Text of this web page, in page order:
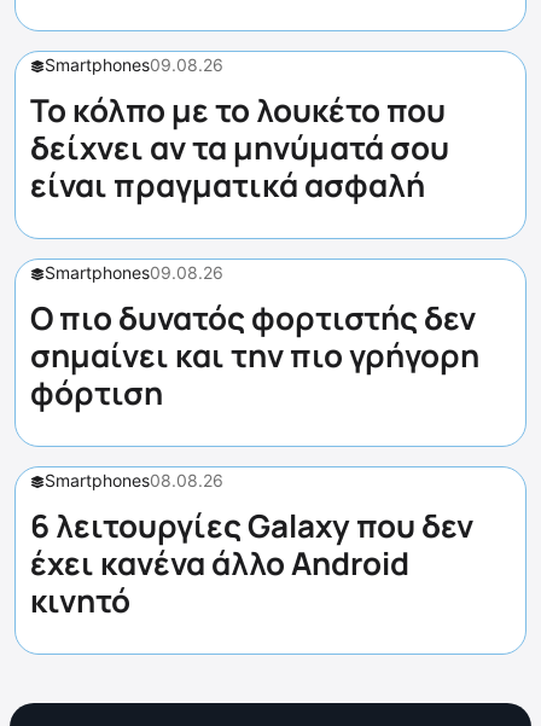
Smartphones09.08.26
Το κόλπο με το λουκέτο που
δείχνει αν τα μηνύματά σου
είναι πραγματικά ασφαλή
Smartphones09.08.26
Ο πιο δυνατός φορτιστής δεν
σημαίνει και την πιο γρήγορη
φόρτιση
Smartphones08.08.26
6 λειτουργίες Galaxy που δεν
έχει κανένα άλλο Android
κινητό